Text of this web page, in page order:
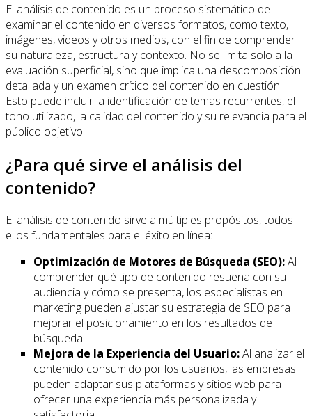
El análisis de contenido es un proceso sistemático de
examinar el contenido en diversos formatos, como texto,
imágenes, videos y otros medios, con el fin de comprender
su naturaleza, estructura y contexto. No se limita solo a la
evaluación superficial, sino que implica una descomposición
detallada y un examen crítico del contenido en cuestión.
Esto puede incluir la identificación de temas recurrentes, el
tono utilizado, la calidad del contenido y su relevancia para el
público objetivo.
¿Para qué sirve el análisis del
contenido?
El análisis de contenido sirve a múltiples propósitos, todos
ellos fundamentales para el éxito en línea:
Optimización de Motores de Búsqueda (SEO):Al
comprender qué tipo de contenido resuena con su
audiencia y cómo se presenta, los especialistas en
marketing pueden ajustar su estrategia de SEO para
mejorar el posicionamiento en los resultados de
búsqueda.
Mejora de la Experiencia del Usuario:Al analizar el
contenido consumido por los usuarios, las empresas
pueden adaptar sus plataformas y sitios web para
ofrecer una experiencia más personalizada y